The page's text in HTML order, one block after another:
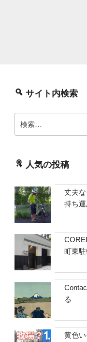
サイト内検索
索:
人気の投稿
丈夫
持ち
町東
る
黄色